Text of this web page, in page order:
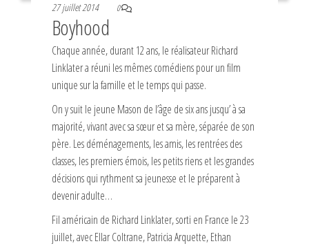
27 juillet 2014
0
Boyhood
Chaque année, durant 12 ans, le réalisateur Richard
Linklater a réuni les mêmes comédiens pour un film
unique sur la famille et le temps qui passe.
On y suit le jeune Mason de l’âge de six ans jusqu’ à sa
majorité, vivant avec sa sœur et sa mère, séparée de son
père. Les déménagements, les amis, les rentrées des
classes, les premiers émois, les petits riens et les grandes
décisions qui rythment sa jeunesse et le préparent à
devenir adulte…
Fil américain de Richard Linklater, sorti en France le 23
juillet, avec Ellar Coltrane, Patricia Arquette, Ethan